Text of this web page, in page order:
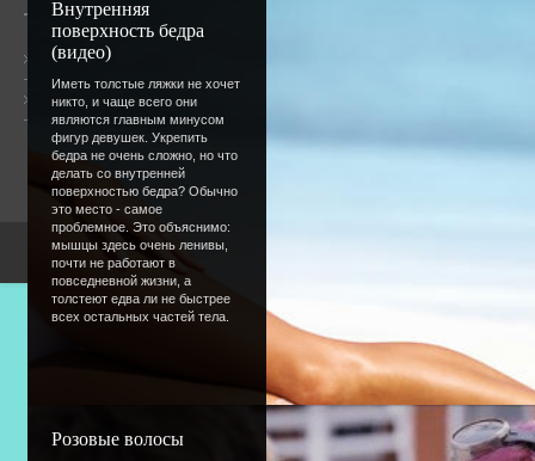
Внутренняя
поверхность бедра
(видео)
Иметь толстые ляжки не хочет
никто, и чаще всего они
являются главным минусом
фигур девушек. Укрепить
бедра не очень сложно, но что
делать со внутренней
поверхностью бедра? Обычно
это место - самое
проблемное. Это объяснимо:
мышцы здесь очень ленивы,
почти не работают в
повседневной жизни, а
толстеют едва ли не быстрее
всех остальных частей тела.
Розовые волосы
Общая информация
Форум